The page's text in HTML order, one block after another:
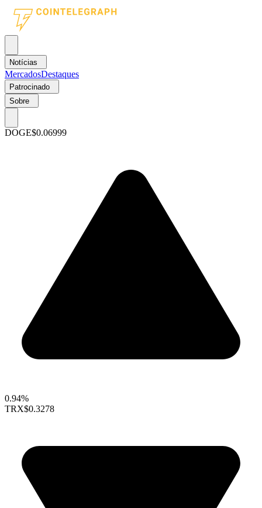
Notícias
MercadosDestaques
Patrocinado
Sobre
DOGE$0.06999
0.94%
TRX$0.3278